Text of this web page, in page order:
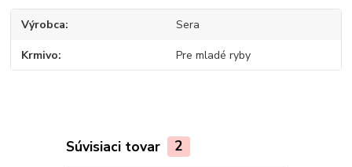
Výrobca Sera
Krmivo Pre mladé ryby
Súvisiaci tovar 2